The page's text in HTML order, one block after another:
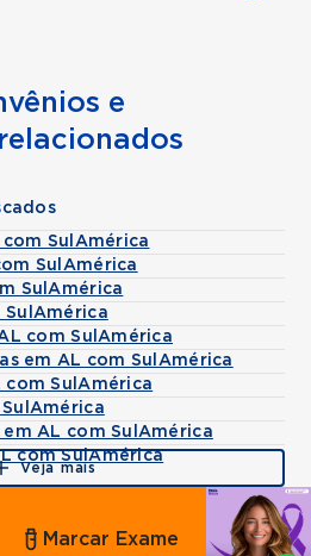
e
SulAmérica
SulAmérica
SulAmérica
com SulAmérica
em AL com SulAmérica
SulAmérica
AL com SulAmérica
com SulAmérica
Veja mais
Agende
por
Marcar Exame